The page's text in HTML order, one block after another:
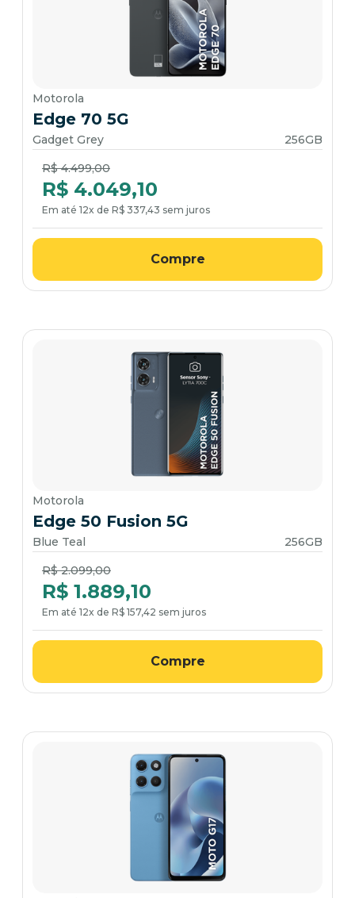
Motorola
Edge 70 5G
Gadget Grey
256GB
Price reduced from
R$ 4.499,00
to
R$ 4.049,10
Em até 12x de R$ 337,43 sem juros
Compre
Motorola
Edge 50 Fusion 5G
Blue Teal
256GB
Price reduced from
R$ 2.099,00
to
R$ 1.889,10
Em até 12x de R$ 157,42 sem juros
Compre